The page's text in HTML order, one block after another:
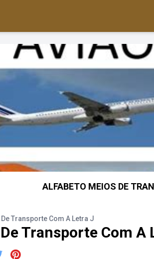
ALFABETO MEIOS DE
Transporte Com A Letra J
Transporte Com A